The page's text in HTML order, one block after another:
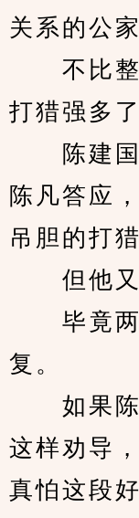
关系的公家
不比整
打猎强多
陈建国
陈凡答应
吊胆的打猎
但他又
毕竟两
复。
如果陈
这样劝导
真怕这段